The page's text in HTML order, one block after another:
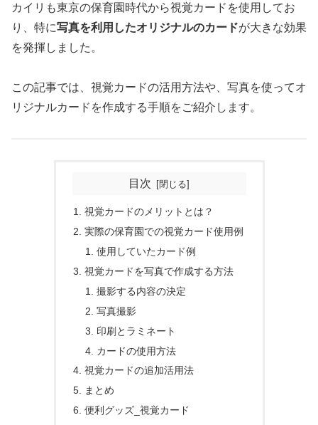
カイリも東京の保育園時代から視覚カードを使用してお
り、特に写真を利用したオリジナルのカードが大きな効果
を発揮しました。
この記事では、視覚カードの活用方法や、写真を使ってオ
リジナルカードを作成する手順をご紹介します。
目次
視覚カードのメリットとは？
実際の保育園での視覚カード使用例
使用していたカード例
視覚カードを写真で作成する方法
撮影する内容の決定
写真撮影
印刷とラミネート
カードの使用方法
視覚カードの追加活用法
まとめ
便利グッズ_視覚カード